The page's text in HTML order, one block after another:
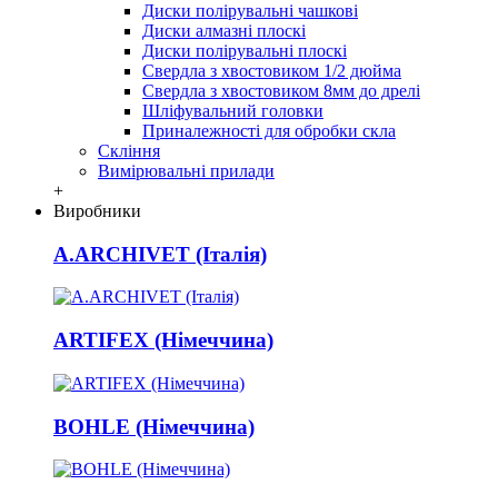
Диски полірувальні чашкові
Диски алмазні плоскі
Диски полірувальні плоскі
Свердла з хвостовиком 1/2 дюйма
Свердла з хвостовиком 8мм до дрелі
Шліфувальний головки
Приналежності для обробки скла
Скління
Вимірювальні прилади
+
Виробники
A.ARCHIVET (Італія)
ARTIFEX (Німеччина)
BOHLE (Німеччина)